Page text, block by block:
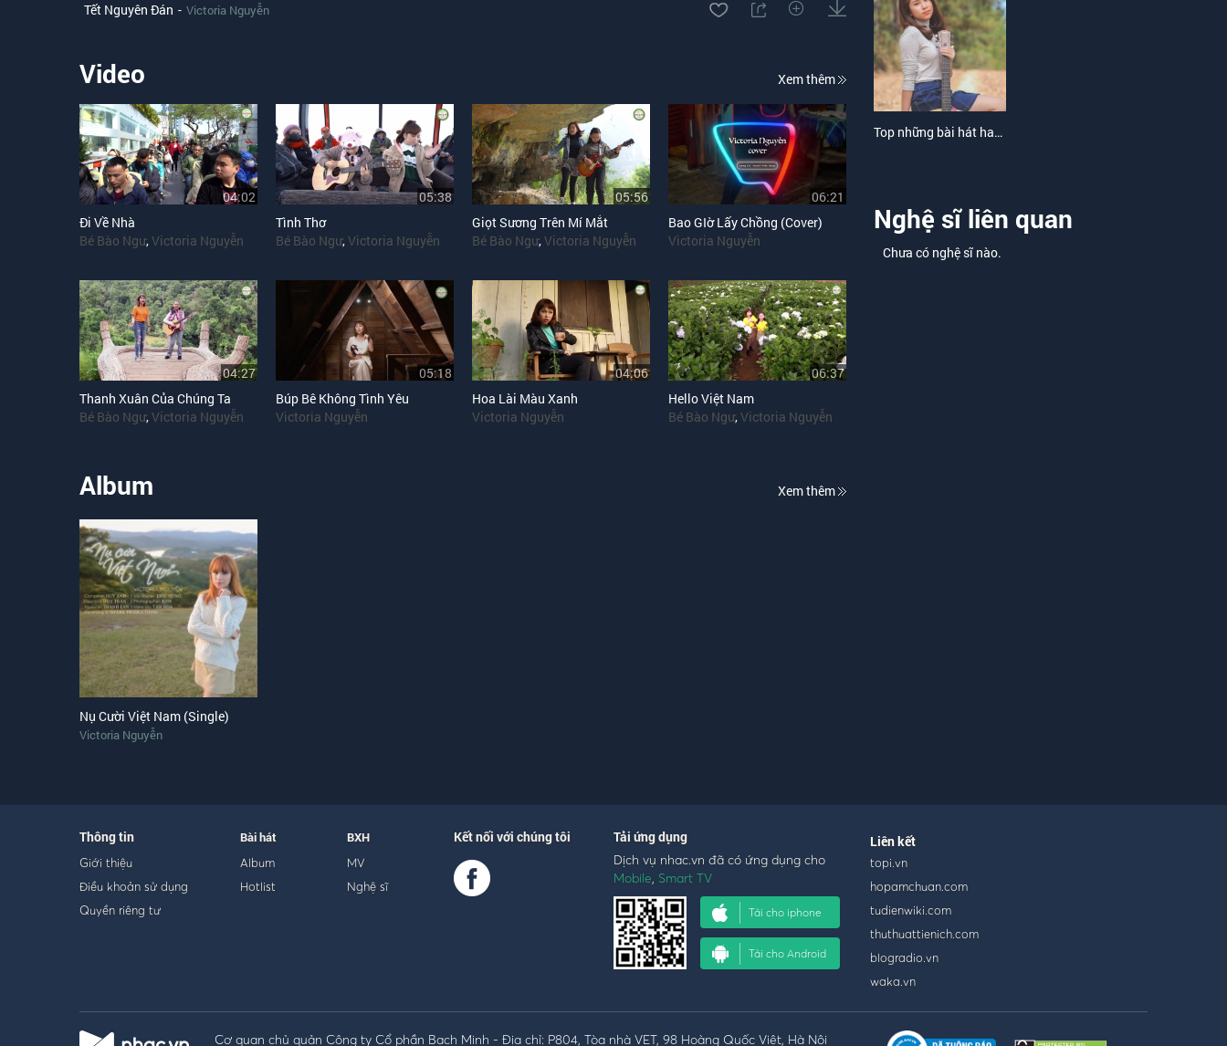
Tết Nguyên Đán - Victoria Nguyễn
Video Xem thêm
04:02
Đi Về Nhà
Bé Bào Ngư,Victoria Nguyễn
05:38
Tình Thơ
Bé Bào Ngư,Victoria Nguyễn
05:56
Giọt Sương Trên Mí Mắt
Bé Bào Ngư,Victoria Nguyễn
06:21
Bao GIờ Lấy Chồng (Cover)
Victoria Nguyễn
04:27
Thanh Xuân Của Chúng Ta
Bé Bào Ngư,Victoria Nguyễn
05:18
Búp Bê Không Tình Yêu
Victoria Nguyễn
04:06
Hoa Lài Màu Xanh
Victoria Nguyễn
06:37
Hello Việt Nam
Bé Bào Ngư,Victoria Nguyễn
Album Xem thêm
Nụ Cười Việt Nam (Single)
Victoria Nguyễn
Top những bài hát hay nhất của Victoria Nguyễn
Nghệ sĩ liên quan
Chưa có nghệ sĩ nào.
Thông tin
Giới thiệu
Điều khoản sử dụng
Quyền riêng tư
Bài hát
Album
Hotlist
BXH
MV
Nghệ sĩ
Kết nối với chúng tôi Tải ứng dụng
Dịch vụ nhac.vn đã có ứng dụng cho
Mobile, Smart TV
Tải cho iphone
Tải cho Android
Liên kết
topi.vn
hopamchuan.com
tudienwiki.com
thuthuattienich.com
blogradio.vn
waka.vn
Cơ quan chủ quản Công ty Cổ phần Bạch Minh - Địa chỉ: P804, Tòa nhà VET, 98 Hoàng Quốc Việt, Hà Nội